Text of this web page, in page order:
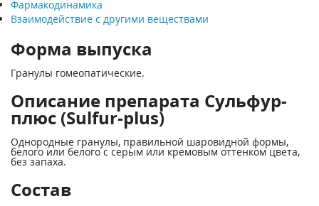
Фармакодинамика
Взаимодействие с другими веществами
Форма выпуска
Гранулы гомеопатические.
Описание препарата Сульфур-
плюс (Sulfur-plus)
Однородные гранулы, правильной шаровидной формы,
белого или белого с серым или кремовым оттенком цвета,
без запаха.
Состав